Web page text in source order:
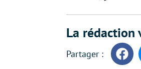
La rédaction